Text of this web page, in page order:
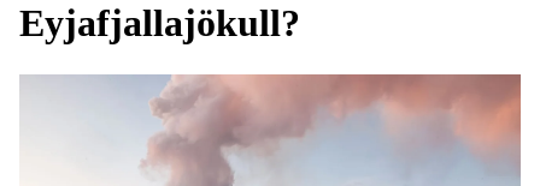
Eyjafjallajökull?